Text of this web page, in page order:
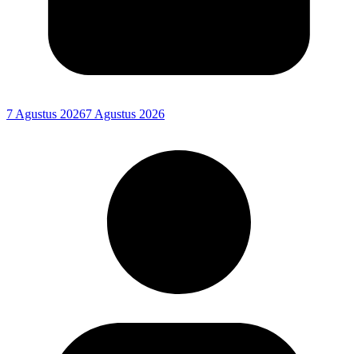
7 Agustus 20267 Agustus 2026